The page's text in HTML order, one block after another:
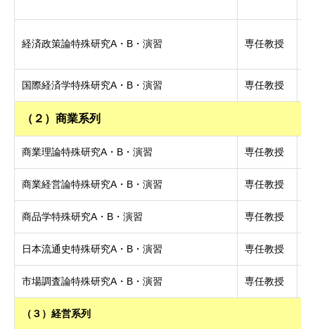
経済政策論特殊研究A・B・演習 専任教授
国際経済学特殊研究A・B・演習 専任教授
（２）商業系列
商業理論特殊研究A・B・演習 専任教授
商業経営論特殊研究A・B・演習 専任教授
商品学特殊研究A・B・演習 専任教授
日本流通史特殊研究A・B・演習 専任教授
市場調査論特殊研究A・B・演習 専任教授
（３）経営系列